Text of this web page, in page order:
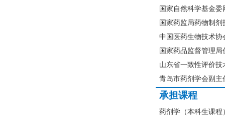
国家自然科学基金委
国家药监局药物制
中国医药生物技术
国家药品监督管理
山东省一致性评价
青岛市药剂学会副主
承担课程
药剂学（本科生课程